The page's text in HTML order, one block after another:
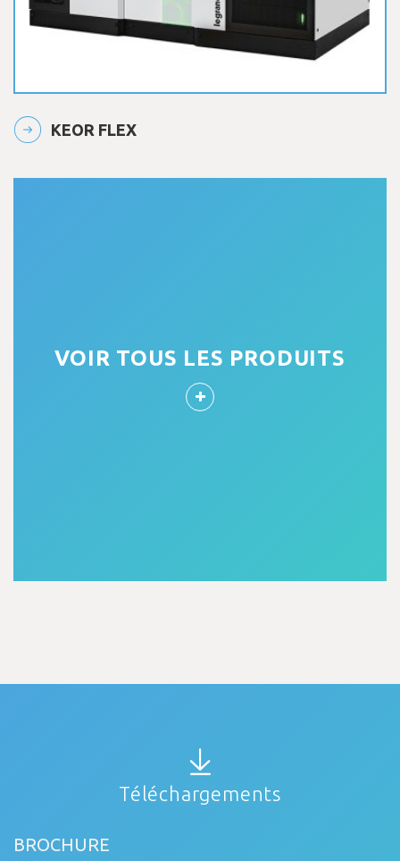
KEOR FLEX
VOIR TOUS LES PRODUITS
Téléchargements
BROCHURE